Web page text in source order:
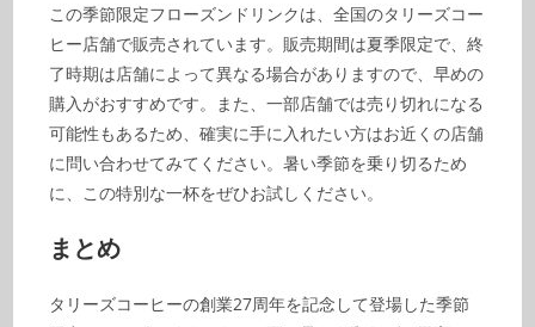
この季節限定フローズンドリンクは、全国のタリーズコー
ヒー店舗で販売されています。販売期間は夏季限定で、終
了時期は店舗によって異なる場合がありますので、早めの
購入がおすすめです。また、一部店舗では売り切れになる
可能性もあるため、確実に手に入れたい方はお近くの店舗
に問い合わせてみてください。暑い季節を乗り切るため
に、この特別な一杯をぜひお試しください。
まとめ
タリーズコーヒーの創業27周年を記念して登場した季節